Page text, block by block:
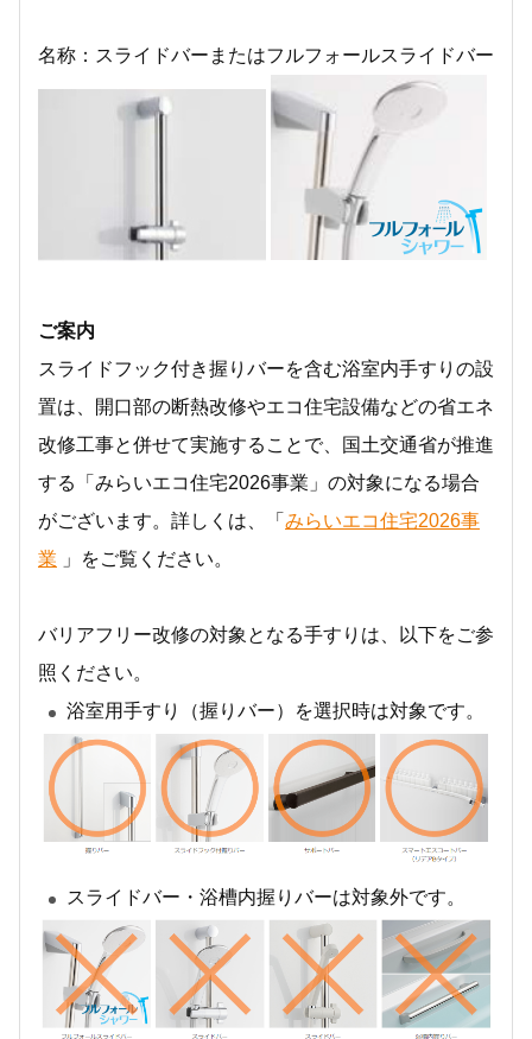
名称：スライドバーまたはフルフォールスライドバー
ご案内
スライドフック付き握りバーを含む浴室内手すりの設
置は、開口部の断熱改修やエコ住宅設備などの省エネ
改修工事と併せて実施することで、国土交通省が推進
する「みらいエコ住宅2026事業」の対象になる場合
がございます。詳しくは、「 みらいエコ住宅2026事
業 」をご覧ください。
バリアフリー改修の対象となる手すりは、以下をご参
照ください。
浴室用手すり（握りバー）を選択時は対象です。
スライドバー・浴槽内握りバーは対象外です。